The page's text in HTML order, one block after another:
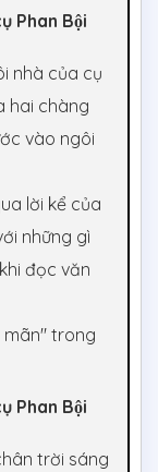
Phan Bội
nhà của cụ
hai chàng
vào ngôi
lời kể của
những gì
đọc văn
mãn" trong
Phan Bội
trời sáng